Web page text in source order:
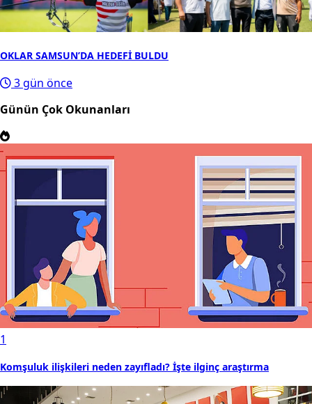
OKLAR SAMSUN’DA HEDEFİ BULDU
3 gün önce
Günün Çok Okunanları
1
Komşuluk ilişkileri neden zayıfladı? İşte ilginç araştırma